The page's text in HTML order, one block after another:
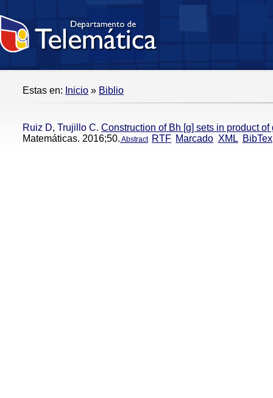
Estas en: Inicio » Biblio
Ruiz D, Trujillo C. Construction of Bh [g] sets in product of
Matemáticas. 2016;50. Abstract RTF Marcado XML BibTex